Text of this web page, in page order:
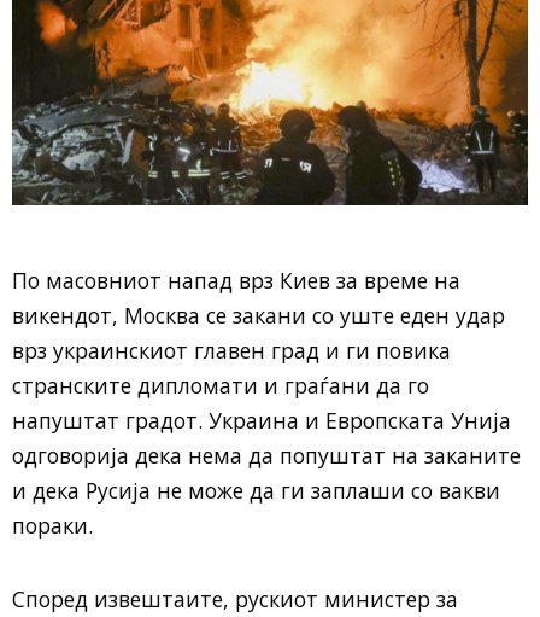
По масовниот напад врз Киев за време на
викендот, Москва се закани со уште еден удар
врз украинскиот главен град и ги повика
странските дипломати и граѓани да го
напуштат градот. Украина и Европската Унија
одговорија дека нема да попуштат на заканите
и дека Русија не може да ги заплаши со вакви
пораки.
Според извештаите, рускиот министер за